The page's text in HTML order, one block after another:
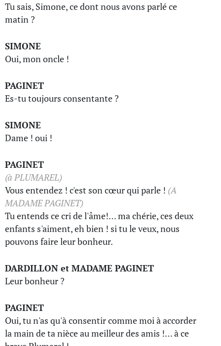
Tu sais, Simone, ce dont nous avons parlé ce
matin ?
SIMONE
Oui, mon oncle !
PAGINET
Es-tu toujours consentante ?
SIMONE
Dame ! oui !
PAGINET
(à PLUMAREL)
Vous entendez ! c'est son cœur qui parle ! (A
MADAME PAGINET)
Tu entends ce cri de l'âme!… ma chérie, ces deux
enfants s'aiment, eh bien ! si tu le veux, nous
pouvons faire leur bonheur.
DARDILLON et MADAME PAGINET
Leur bonheur ?
PAGINET
Oui, tu n'as qu'à consentir comme moi à accorder
la main de ta nièce au meilleur des amis !… à ce